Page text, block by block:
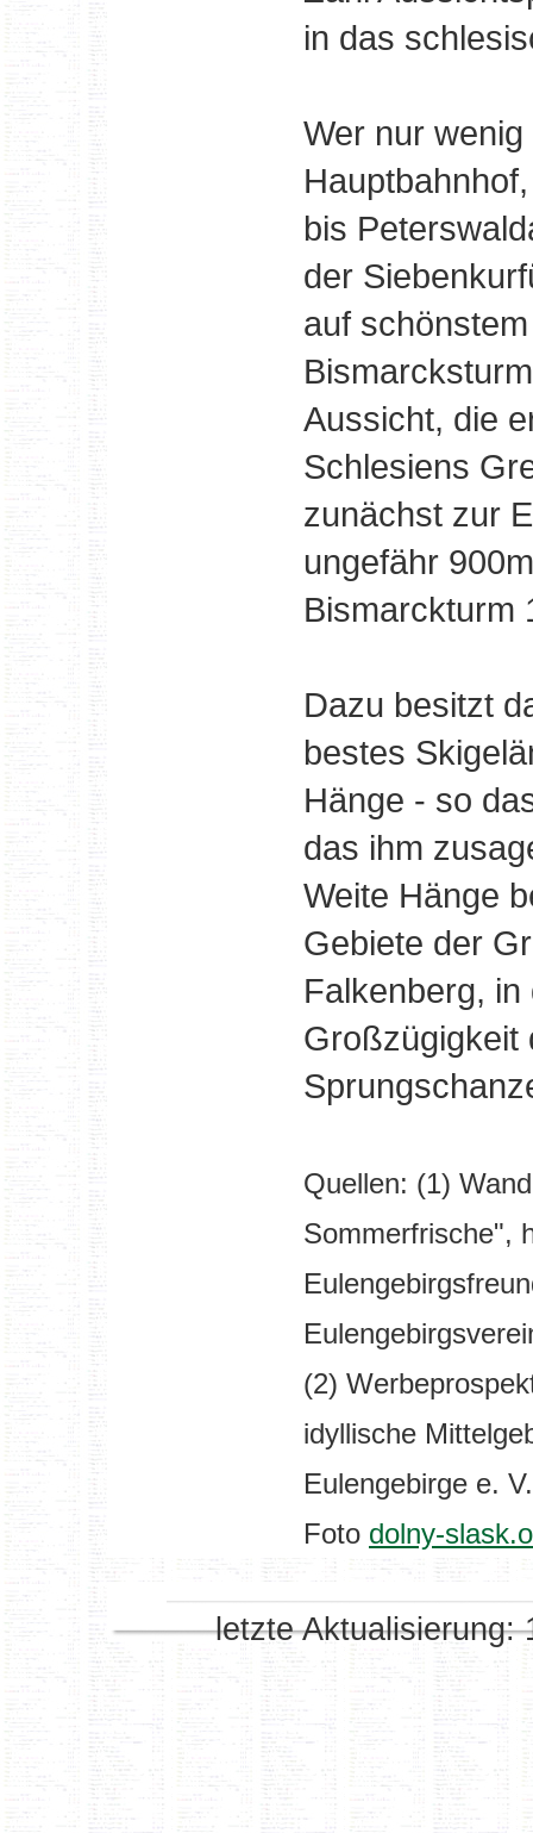
in das
Wer nur
bis
der
auf
Aussicht, die
Schlesiens
zunächst zur
ungefähr
Bismarckturm
Dazu besitzt
bestes
Hänge - so
das ihm
Weite Hänge
Gebiete der
Falkenberg,
Großzügigkeit
Quellen: (1)
Sommerfrische",
(2)
idyllische
Eulengebirge e.
Foto dolny-
letzte Aktualisierung: